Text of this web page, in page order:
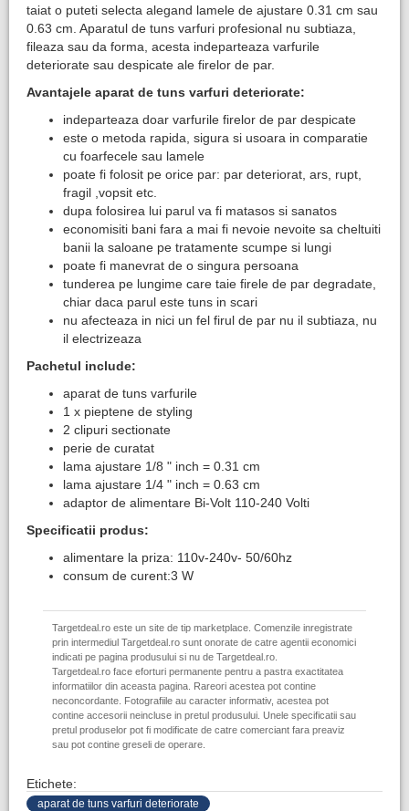
taiat o puteti selecta alegand lamele de ajustare 0.31 cm sau
0.63 cm. Aparatul de tuns varfuri profesional nu subtiaza,
fileaza sau da forma, acesta indeparteaza varfurile
deteriorate sau despicate ale firelor de par.
Avantajele aparat de tuns varfuri deteriorate:
indeparteaza doar varfurile firelor de par despicate
este o metoda rapida, sigura si usoara in comparatie
cu foarfecele sau lamele
poate fi folosit pe orice par: par deteriorat, ars, rupt,
fragil ,vopsit etc.
dupa folosirea lui parul va fi matasos si sanatos
economisiti bani fara a mai fi nevoie nevoite sa cheltuiti
banii la saloane pe tratamente scumpe si lungi
poate fi manevrat de o singura persoana
tunderea pe lungime care taie firele de par degradate,
chiar daca parul este tuns in scari
nu afecteaza in nici un fel firul de par nu il subtiaza, nu
il electrizeaza
Pachetul include:
aparat de tuns varfurile
1 x pieptene de styling
2 clipuri sectionate
perie de curatat
lama ajustare 1/8 " inch = 0.31 cm
lama ajustare 1/4 " inch = 0.63 cm
adaptor de alimentare Bi-Volt 110-240 Volti
Specificatii produs:
alimentare la priza: 110v-240v- 50/60hz
consum de curent:3 W
Targetdeal.ro este un site de tip marketplace. Comenzile inregistrate
prin intermediul Targetdeal.ro sunt onorate de catre agentii economici
indicati pe pagina produsului si nu de Targetdeal.ro.
Targetdeal.ro face eforturi permanente pentru a pastra exactitatea
informatiilor din aceasta pagina. Rareori acestea pot contine
neconcordante. Fotografiile au caracter informativ, acestea pot
contine accesorii neincluse in pretul produsului. Unele specificatii sau
pretul produselor pot fi modificate de catre comerciant fara preaviz
sau pot contine greseli de operare.
Etichete:
aparat de tuns varfuri deteriorate